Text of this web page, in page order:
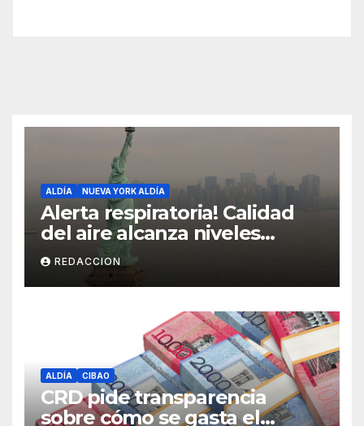
ALDÍA NUEVA YORK ALDÍA
Alerta respiratoria! Calidad
del aire alcanza niveles
peligrosos en NYC
REDACCION
ALDÍA CIBAO
CRD pide transparencia
sobre cómo se gasta el